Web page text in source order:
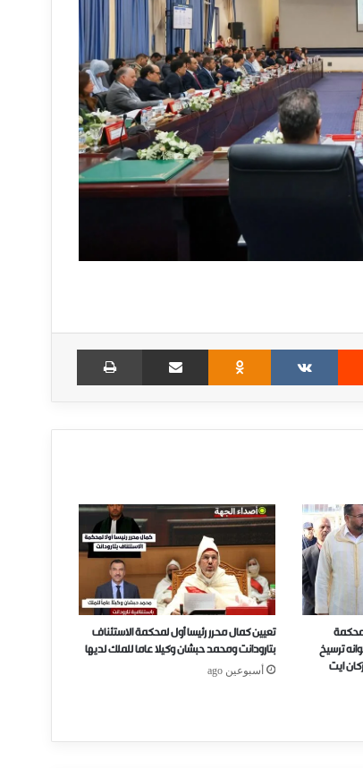
Reddit
VKontakte
Odnoklassniki
Share via Email
Print
ترسيخ
ايت
تعيين كمال محرر رئيسا أول لمحكمة الاستئناف
بتارودانت ومحمد حبشان وكيلا عاما للملك لديها
أسبوعين ago